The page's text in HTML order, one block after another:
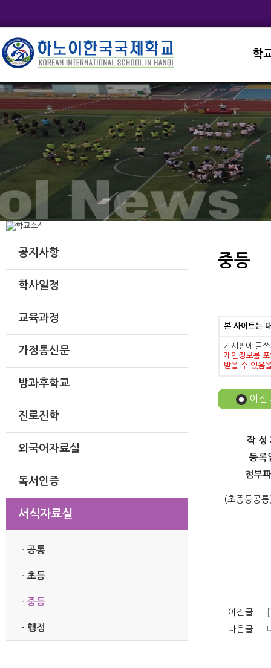
학
학
학
학
공지사항
학사일정
교육과정
가정통신문
방과후학교
진로진학
외국어자료실
독서인증
서식자료실
- 공통
- 초등
- 중등
- 행정
중등
본 사이트는
게시판에 글
개인정보를
받을 수 있음
이전
작 성
등록
첨부
(초중등공
이전글
다음글